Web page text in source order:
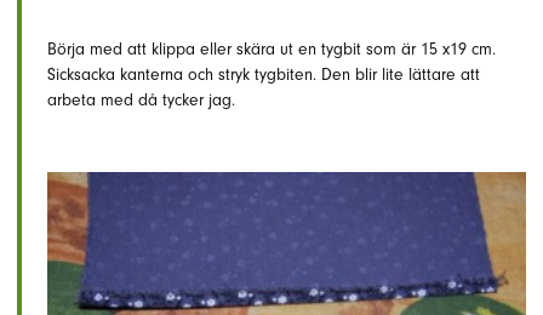
Börja med att klippa eller skära ut en tygbit som är 15 x19 cm.
Sicksacka kanterna och stryk tygbiten. Den blir lite lättare att
arbeta med då tycker jag.